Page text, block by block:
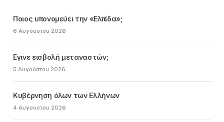
Ποιος υπονομεύει την «Ελπίδα»;
6 Αυγούστου 2026
Εγινε εισβολή μεταναστών;
5 Αυγούστου 2026
Κυβέρνηση όλων των Ελλήνων
4 Αυγούστου 2026